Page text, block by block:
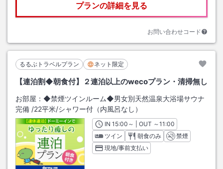
プランの詳細を見る
お問い合わせコード
るるぶトラベルプラン ネット限定
【連泊割◆朝食付】２連泊以上のwecoプラン・清掃無し
お部屋： ◆禁煙ツインルーム◆男女別天然温泉大浴場サウナ
完備 /22平米/シャワー付（内風呂なし）
INチェックイン
15:00 ～ | OUT チェックアウト
～11:00
ツイン
朝食のみ
禁煙
現地/事前支払い